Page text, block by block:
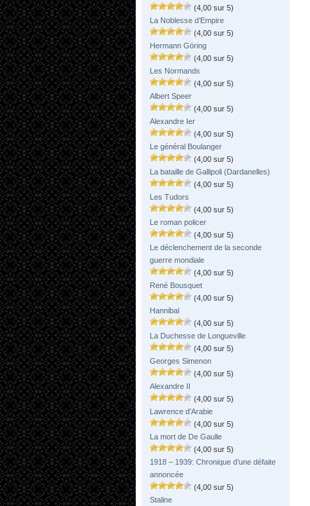
(4,00 sur 5)
La Noblesse d’Empire
(4,00 sur 5)
Hermann Göring
(4,00 sur 5)
Les Normands
(4,00 sur 5)
Albert Speer
(4,00 sur 5)
Alexandre Ier
(4,00 sur 5)
Le général Boulanger
(4,00 sur 5)
La bataille de Gallipoli (Dardanelles)
(4,00 sur 5)
Les Tudors
(4,00 sur 5)
Le roman policer
(4,00 sur 5)
Le déclenchement de la seconde
guerre mondiale
(4,00 sur 5)
René Bousquet
(4,00 sur 5)
Hannibal
(4,00 sur 5)
La Duchesse de Longueville
(4,00 sur 5)
Georges Simenon
(4,00 sur 5)
Alexandre II
(4,00 sur 5)
Lawrence d’Arabie
(4,00 sur 5)
La mort de De Gaulle
(4,00 sur 5)
1918 – 1939: Chronique d’une défaite
annoncée
(4,00 sur 5)
Staline